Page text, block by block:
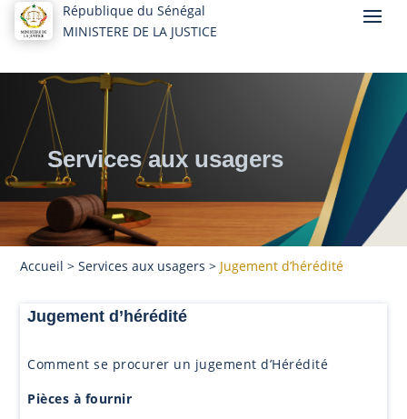
République du Sénégal
MINISTERE DE LA JUSTICE
Services aux usagers
Accueil >Services aux usagers > Jugement d’hérédité
Jugement d’hérédité
Comment se procurer un jugement d’Hérédité
Pièces à fournir